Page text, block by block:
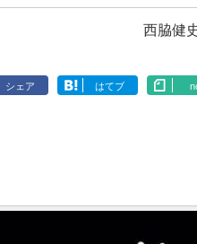
西脇健
シェア はてブ